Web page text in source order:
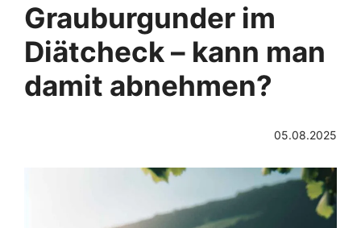
Grauburgunder im
Diätcheck – kann man
damit abnehmen?
05.08.2025